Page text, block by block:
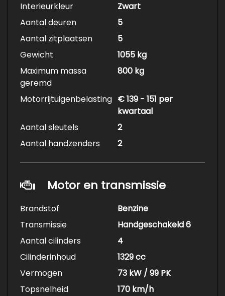
Interieurkleur
Zwart
Aantal deuren
5
Aantal zitplaatsen
5
Gewicht
1055 kg
Maximum massa
geremd
800 kg
Motorrijtuigenbelasting € 139 - 151 per
kwartaal
Aantal sleutels
2
Aantal handzenders
2
Motor en transmissie
Brandstof
Benzine
Transmissie
Handgeschakeld 6
Aantal cilinders
4
Cilinderinhoud
1329 cc
Vermogen
73 kW / 99 PK
Topsnelheid
170 km/h